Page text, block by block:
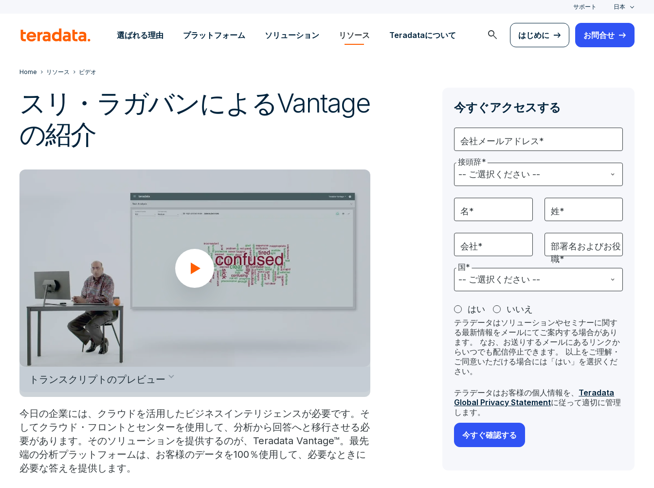
サポート 日本
選ばれる理由 プラットフォーム ソリューション リソース Teradataについて search はじめに お問合せ
Home リソース ビデオ
スリ・ラガバンによるVantage
の紹介
トランスクリプトのプレビュー
Today, I’m here to show you that power of Vantage. Okay, what is
Vantage? Vantage is an enterprise-grade software, which brings
together the data warehouse, the data lakes, and analytics together.
It’s available on the public cloud, the private cloud, as well as on
今日の企業には、クラウドを活用したビジネスインテリジェンスが必要です。そ
してクラウド・フロントとセンターを使用して、分析から回答へと移行させる必
要があります。そのソリューションを提供するのが、Teradata Vantage™。最先
端の分析プラットフォームは、お客様のデータを100％使用して、必要なときに
必要な答えを提供します。
今すぐアクセスする
会社メールアドレス*
接頭辞*
名* 姓*
会社*
部署名およびお役
職*
国*
はい いいえ
テラデータはソリューションやセミナーに関す
る最新情報をメールにてご案内する場合があり
ます。 なお、お送りするメールにあるリンクか
らいつでも配信停止できます。 以上をご理解・
ご同意いただける場合には「はい」を選択くだ
さい。
テラデータはお客様の個人情報を、 Teradata
Global Privacy Statementに従って適切に管理
します。